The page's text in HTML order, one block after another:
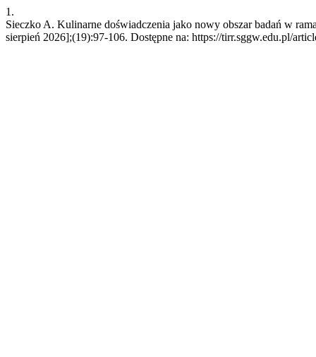
1.
Sieczko A. Kulinarne doświadczenia jako nowy obszar badań w
sierpień 2026];(19):97-106. Dostępne na: https://tirr.sggw.edu.pl/